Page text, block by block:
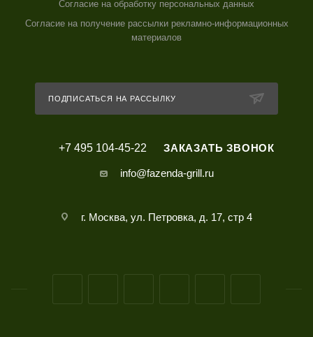
Согласие на обработку персональных данных
Согласие на получение рассылки рекламно-информационных
материалов
ПОДПИСАТЬСЯ НА РАССЫЛКУ
+7 495 104-45-22 ЗАКАЗАТЬ ЗВОНОК
info@fazenda-grill.ru
г. Москва, ул. Петровка, д. 17, стр 4